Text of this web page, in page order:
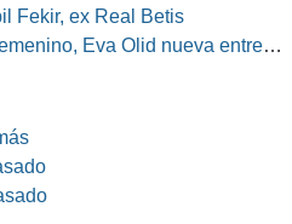
Fekir, ex Real Betis
Eva Olid nueva entrenadora